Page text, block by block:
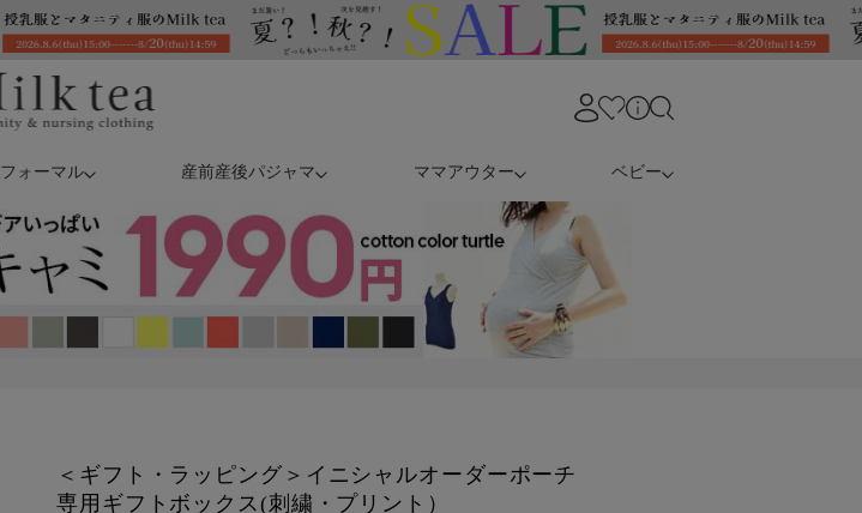
フォーマル 産前産後パジャマ ママアウター ベビー
＜ギフト・ラッピング＞イニシャルオーダーポーチ
専用ギフトボックス(刺繍・プリント）